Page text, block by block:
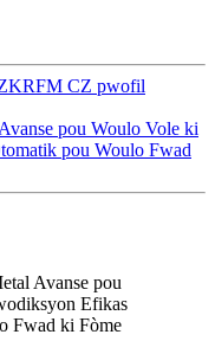
CZ pwofil
pou Woulo Vole ki
pou Woulo Fwad